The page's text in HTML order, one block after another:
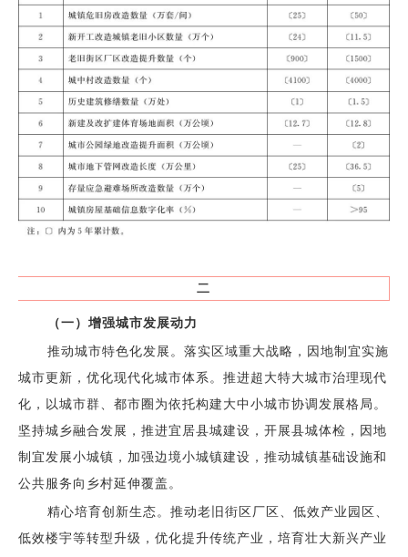
二
（一）增强城市发展动力
推动城市特色化发展。落实区域重大战略，因地制宜实施
城市更新，优化现代化城市体系。推进超大特大城市治理现代
化，以城市群、都市圈为依托构建大中小城市协调发展格局。
坚持城乡融合发展，推进宜居县城建设，开展县城体检，因地
制宜发展小城镇，加强边境小城镇建设，推动城镇基础设施和
公共服务向乡村延伸覆盖。
精心培育创新生态。推动老旧街区厂区、低效产业园区、
低效楼宇等转型升级，优化提升传统产业，培育壮大新兴产业